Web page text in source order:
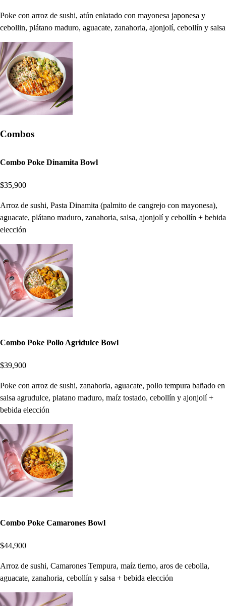
Poke con arroz de sushi, atún enlatado con mayonesa japonesa y
cebollin, plátano maduro, aguacate, zanahoria, ajonjolí, cebollín y salsa
Combos
Combo Poke Dinamita Bowl
$35,900
Arroz de sushi, Pasta Dinamita (palmito de cangrejo con mayonesa),
aguacate, plátano maduro, zanahoria, salsa, ajonjolí y cebollín + bebida
elección
Combo Poke Pollo Agridulce Bowl
$39,900
Poke con arroz de sushi, zanahoria, aguacate, pollo tempura bañado en
salsa agrudulce, platano maduro, maíz tostado, cebollín y ajonjolí +
bebida elección
Combo Poke Camarones Bowl
$44,900
Arroz de sushi, Camarones Tempura, maíz tierno, aros de cebolla,
aguacate, zanahoria, cebollín y salsa + bebida elección